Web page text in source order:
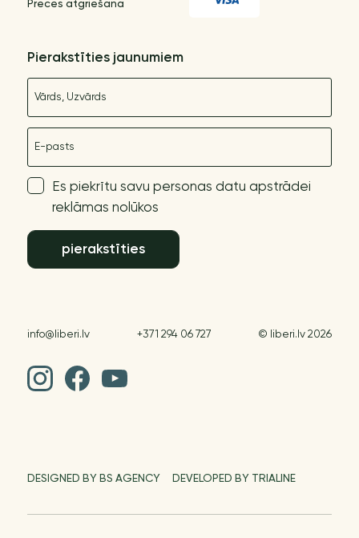
Preces atgriešana
Pierakstīties jaunumiem
Es piekrītu savu personas datu apstrādei
reklāmas nolūkos
pierakstīties
info@liberi.lv +371 294 06 727 © liberi.lv 2026
DESIGNED BY BS AGENCY DEVELOPED BY TRIALINE